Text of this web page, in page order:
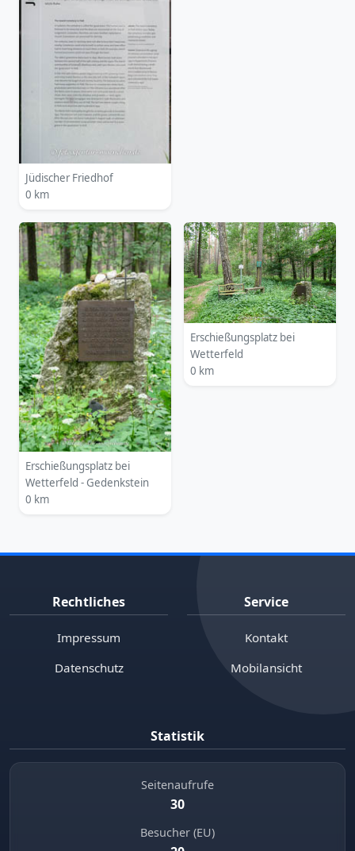
Jüdischer Friedhof
0 km
Erschießungsplatz bei
Wetterfeld - Gedenkstein
0 km
Erschießungsplatz bei
Wetterfeld
0 km
Rechtliches
Impressum
Datenschutz
Service
Kontakt
Mobilansicht
Statistik
Seitenaufrufe
30
Besucher (EU)